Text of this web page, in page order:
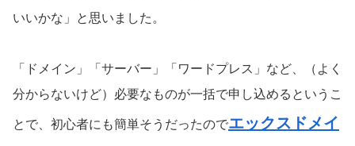
いいかな」と思いました。
「ドメイン」「サーバー」「ワードプレス」など、（よく
分からないけど）必要なものが一括で申し込めるというこ
とで、初心者にも簡単そうだったのでエックスドメイ